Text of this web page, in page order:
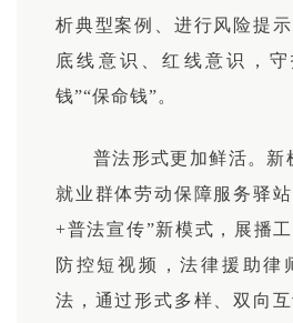
析典型案例、进行风险提示
底线意识、红线意识，
钱”“保命钱”。
普法形式更加鲜活。新
就业群体劳动保障服务驿
+普法宣传”新模式，展播
防控短视频，法律援助律
法，通过形式多样、双向